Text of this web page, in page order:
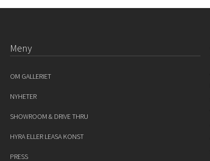
Meny
OM GALLERIET
NYHETER
SHOWROOM & DRIVE THRU
HYRA ELLER LEASA KONST
PRESS